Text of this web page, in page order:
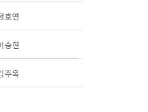
호연
승현
주옥